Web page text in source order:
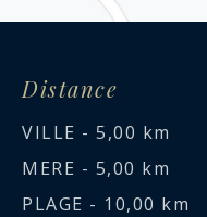
Distance
VILLE - 5,00 km
MERE - 5,00 km
PLAGE - 10,00 km